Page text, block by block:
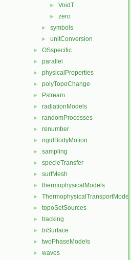
► VoidT
► zero
► symbols
► unitConversion
► OSspecific
► parallel
► physicalProperties
► polyTopoChange
► Pstream
► radiationModels
► randomProcesses
► renumber
► rigidBodyMotion
► sampling
► specieTransfer
► surfMesh
► thermophysicalModels
► ThermophysicalTransportModels
► topoSetSources
► tracking
► triSurface
► twoPhaseModels
► waves